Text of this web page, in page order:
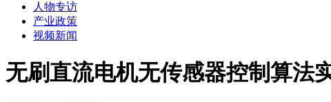
人物专访
产业政策
视频新闻
无刷直流电机无传感器控制算法